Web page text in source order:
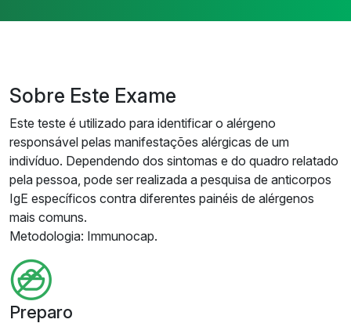
Sobre Este Exame
Este teste é utilizado para identificar o alérgeno
responsável pelas manifestações alérgicas de um
indivíduo. Dependendo dos sintomas e do quadro relatado
pela pessoa, pode ser realizada a pesquisa de anticorpos
IgE específicos contra diferentes painéis de alérgenos
mais comuns.
Metodologia: Immunocap.
Preparo